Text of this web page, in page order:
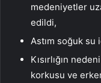
medeniyetler
edildi,
Astım soğuk su
Kısırlığın
korkusu ve